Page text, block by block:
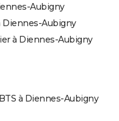
Aubigny
Diennes-Aubigny
à Diennes-Aubigny
à Diennes-Aubigny